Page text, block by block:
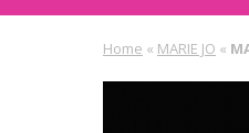
Home « MARIE JO «